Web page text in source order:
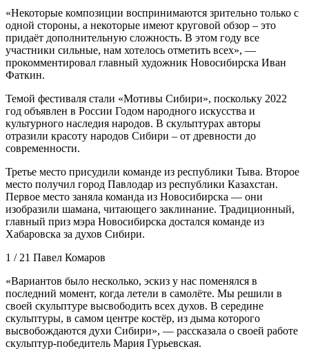
«Некоторые композиции воспринимаются зрительно только с
одной стороны, а некоторые имеют круговой обзор – это
придаёт дополнительную сложность. В этом году все
участники сильные, нам хотелось отметить всех», —
прокомментировал главный художник Новосибирска Иван
Фаткин.
Темой фестиваля стали «Мотивы Сибири», поскольку 2022
год объявлен в России Годом народного искусства и
культурного наследия народов. В скульптурах авторы
отразили красоту народов Сибири – от древности до
современности.
Третье место присудили команде из республики Тыва. Второе
место получил город Павлодар из республики Казахстан.
Первое место заняла команда из Новосибирска — они
изобразили шамана, читающего заклинание. Традиционный,
главный приз мэра Новосибирска достался команде из
Хабаровска за духов Сибири.
1 / 21 Павел Комаров
«Вариантов было несколько, эскиз у нас поменялся в
последний момент, когда летели в самолёте. Мы решили в
своей скульптуре высвободить всех духов. В середине
скульптуры, в самом центре костёр, из дыма которого
высвобождаются духи Сибири», — рассказала о своей работе
скульптур-победитель Мария Гурьевская.